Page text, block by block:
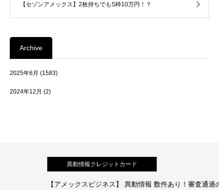
【セゾンアメックス】2枚持ちでもS枠10万円！？
Archive
2025年6月 (1583)
2024年12月 (2)
異動情報クレジットカード
【アメックスビジネス】 異動情報 数件あり！審査通過の体験談